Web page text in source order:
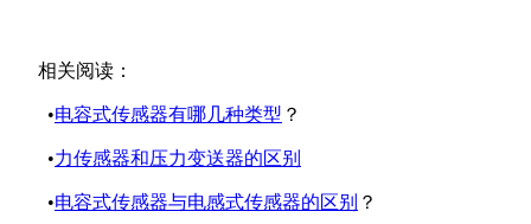
相关阅读：
•电容式传感器有哪几种类型 ？
•力传感器和压力变送器的区别
•电容式传感器与电感式传感器的区别 ？